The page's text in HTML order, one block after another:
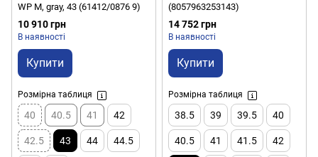
WP M, gray, 43 (61412/0876 9)
10 910 грн
В наявності
Купити
Розмірна таблиця
40 40.5 41 42
42.5 43 44 44.5
(8057963253143)
14 752 грн
В наявності
Купити
Розмірна таблиця
38.5 39 39.5 40
40.5 41 41.5 42